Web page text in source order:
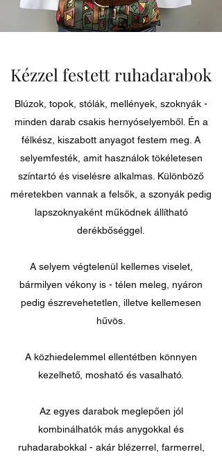
Kézzel festett ruhadarabok
Blúzok, topok, stólák, mellények, szoknyák -
minden darab csakis hernyóselyemből. Én a
félkész, kiszabott anyagot festem meg. A
selyemfesték, amit használok tökéletesen
színtartó és viselésre alkalmas. Különböző
méretekben vannak a felsők, a szonyák pedig
lapszoknyaként működnek állítható
derékbőséggel.
A selyem végtelenül kellemes viselet,
bármilyen vékony is - télen meleg, nyáron
pedig észrevehetetlen, illetve kellemesen
hűvös.
A közhiedelemmel ellentétben könnyen
kezelhető, mosható és vasalható.
Az egyes darabok meglepően jól
kombinálhatók más anygokkal és
ruhadarabokkal - akár blézerrel, farmerrel,